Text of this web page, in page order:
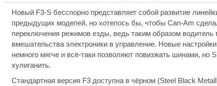
Новый F3-S бесспорно представляет собой развитие
предыдущих моделей, но хотелось бы, чтобы Can-Am
переключения режимов езды, ведь таким образом водитель
вмешательства электроники в управление. Новые
немного мягче и всё-таки позволяют повизжать шинами, но
хулиганить.
Стандартная версия F3 доступна в чёрном (Steel Black